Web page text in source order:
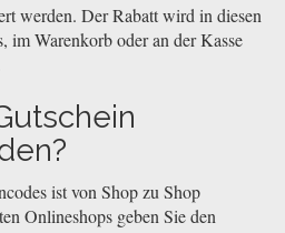
werden. Der Rabatt wird in diesen
Warenkorb oder an der Kasse
ist von Shop zu Shop
Onlineshops geben Sie den